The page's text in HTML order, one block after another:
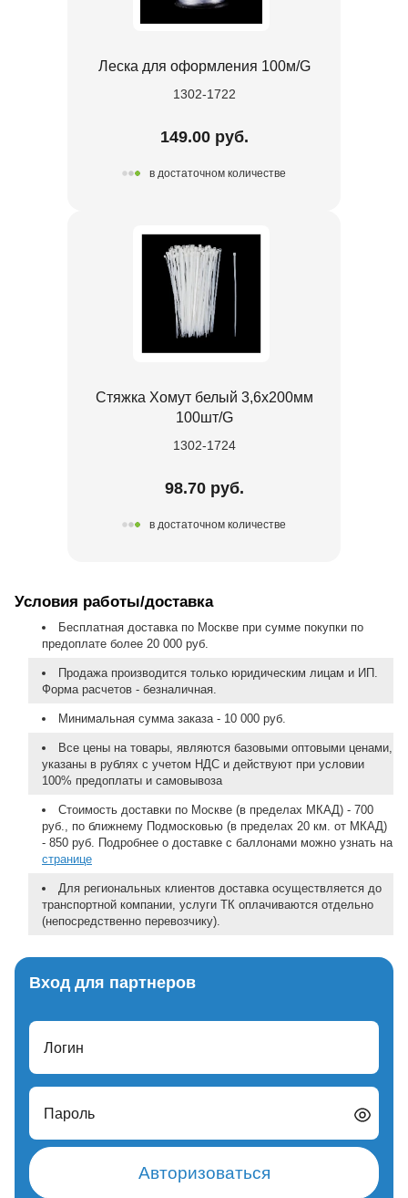
Леска для оформления 100м/G
1302-1722
149.00 руб.
в достаточном количестве
Стяжка Хомут белый 3,6х200мм
100шт/G
1302-1724
98.70 руб.
в достаточном количестве
Условия работы/доставка
Бесплатная доставка по Москве при сумме покупки по
предоплате более 20 000 руб.
Продажа производится только юридическим лицам и ИП.
Форма расчетов - безналичная.
Минимальная сумма заказа - 10 000 руб.
Все цены на товары, являются базовыми оптовыми ценами,
указаны в рублях с учетом НДС и действуют при условии
100% предоплаты и самовывоза
Стоимость доставки по Москве (в пределах МКАД) - 700
руб., по ближнему Подмосковью (в пределах 20 км. от МКАД)
- 850 руб. Подробнее о доставке с баллонами можно узнать на
странице
Для региональных клиентов доставка осуществляется до
транспортной компании, услуги ТК оплачиваются отдельно
(непосредственно перевозчику).
Вход для партнеров
Логин
Пароль
Авторизоваться